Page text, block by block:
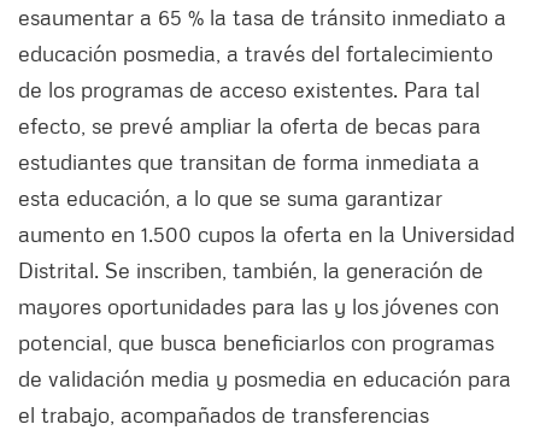
esaumentar a 65 % la tasa de tránsito inmediato a
educación posmedia, a través del fortalecimiento
de los programas de acceso existentes. Para tal
efecto, se prevé ampliar la oferta de becas para
estudiantes que transitan de forma inmediata a
esta educación, a lo que se suma garantizar
aumento en 1.500 cupos la oferta en la Universidad
Distrital. Se inscriben, también, la generación de
mayores oportunidades para las y los jóvenes con
potencial, que busca beneficiarlos con programas
de validación media y posmedia en educación para
el trabajo, acompañados de transferencias